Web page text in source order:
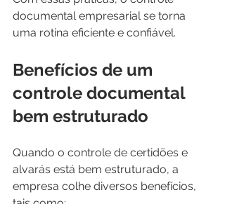
documental empresarial se torna
uma rotina eficiente e confiável.
Benefícios de um
controle documental
bem estruturado
Quando o controle de certidões e
alvarás está bem estruturado, a
empresa colhe diversos benefícios,